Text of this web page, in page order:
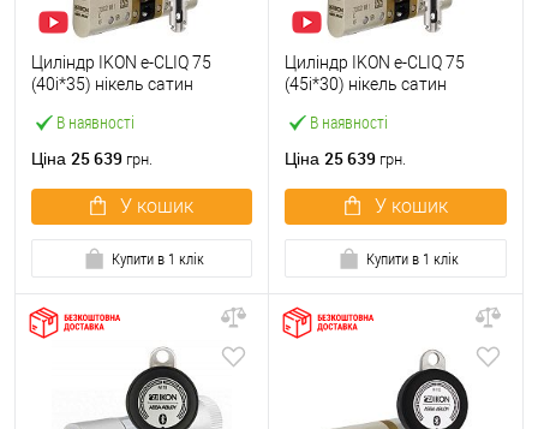
В наявності
Циліндр IKON e-CLIQ 75
(40i*35) нікель сатин
Ціна 25 639 грн.
У кошик
Купити в 1 клік
В наявності
Циліндр IKON e-CLIQ 75
(45i*30) нікель сатин
Ціна 25 639 грн.
У кошик
Купити в 1 клік